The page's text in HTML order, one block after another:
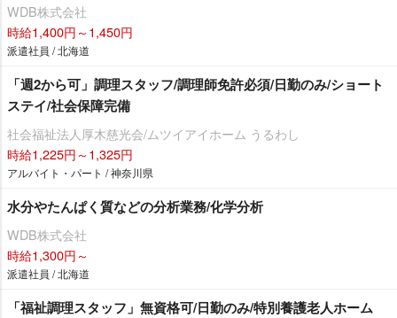
WDB株式会社
時給1,400円～1,450円
派遣社員 / 北海道
「週2から可」調理スタッフ/調理師免許必須/日勤のみ/ショート
ステイ/社会保障完備
社会福祉法人厚木慈光会/ムツイアイホーム うるわし
時給1,225円～1,325円
アルバイト・パート / 神奈川県
水分やたんぱく質などの分析業務/化学分析
WDB株式会社
時給1,300円～
派遣社員 / 北海道
「福祉調理スタッフ」無資格可/日勤のみ/特別養護老人ホーム